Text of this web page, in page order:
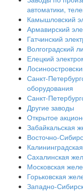
автоматики,
Камышловский
Армавирский
Гатчинский
Волгоградский
Елецкий
Санкт-
оборудования
Санкт-
Другие заводы
Открытое
Забайкальская
Восточно-
Сахалинская
Московская
Горьковская
Западно-